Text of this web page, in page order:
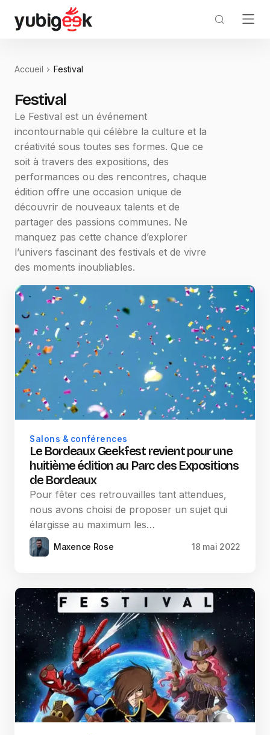
Accueil Festival
Festival
Le Festival est un événement
incontournable qui célèbre la culture et la
créativité sous toutes ses formes. Que ce
soit à travers des expositions, des
performances ou des rencontres, chaque
édition offre une occasion unique de
découvrir de nouveaux talents et de
partager des passions communes. Ne
manquez pas cette chance d’explorer
l’univers fascinant des festivals et de vivre
des moments inoubliables.
Salons & conférences
Le Bordeaux Geekfest revient pour une
huitième édition au Parc des Expositions
de Bordeaux
Pour fêter ces retrouvailles tant attendues,
nous avons choisi de proposer un sujet qui
élargisse au maximum les…
Maxence Rose 18 mai 2022